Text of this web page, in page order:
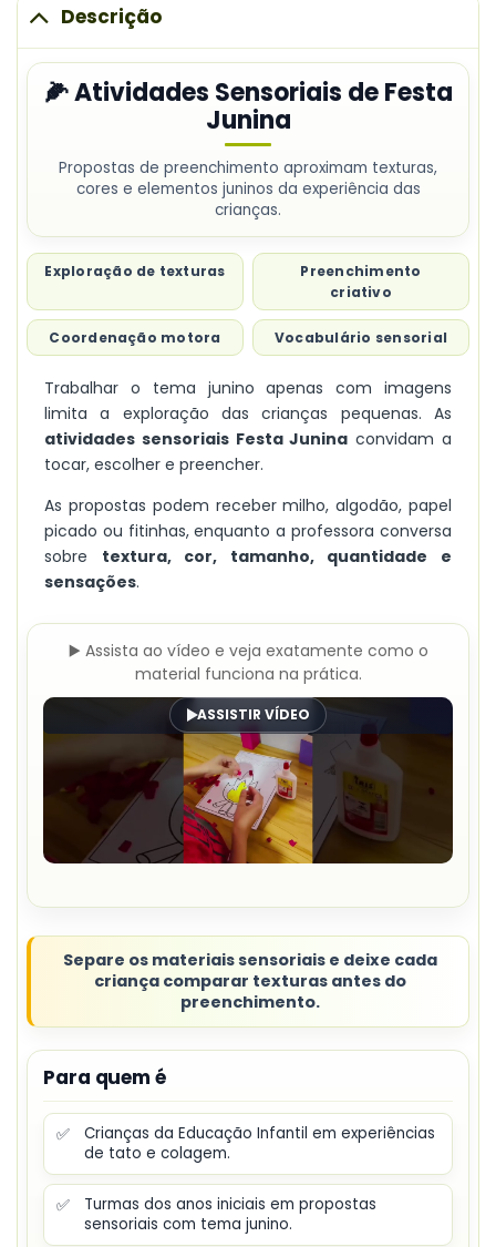
Junina
Descrição
🌽 Atividades Sensoriais de Festa
Junina
Propostas de preenchimento aproximam texturas,
cores e elementos juninos da experiência das
crianças.
Exploração de texturas
Preenchimento
criativo
Coordenação motora Vocabulário sensorial
Trabalhar o tema junino apenas com imagens
limita a exploração das crianças pequenas. As
atividades sensoriais Festa Junina convidam a
tocar, escolher e preencher.
As propostas podem receber milho, algodão, papel
picado ou fitinhas, enquanto a professora conversa
sobre textura, cor, tamanho, quantidade e
sensações.
▶️ Assista ao vídeo e veja exatamente como o
material funciona na prática.
ASSISTIR VÍDEO
Separe os materiais sensoriais e deixe cada
criança comparar texturas antes do
preenchimento.
Para quem é
✅
Crianças da Educação Infantil em experiências
de tato e colagem.
✅
Turmas dos anos iniciais em propostas
sensoriais com tema junino.